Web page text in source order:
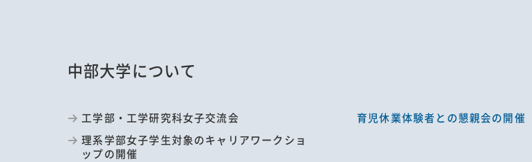
中部大学について
工学部・工学研究科女子交流会 育児休業体験者との懇親会の開催
理系学部女子学生対象のキャリアワークショ
ップの開催